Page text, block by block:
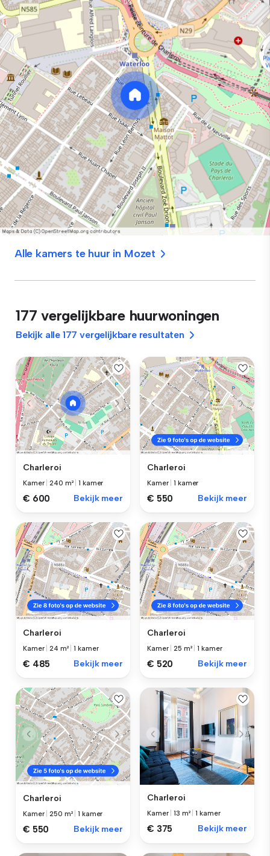
Alle kamers te huur in Mozet
177 vergelijkbare huurwoningen
Bekijk alle 177 vergelijkbare resultaten
Charleroi
Kamer |240 m² |1 kamer
€ 600 Bekijk meer
Charleroi
Kamer |1 kamer
€ 550 Bekijk meer
Charleroi
Kamer |24 m² |1 kamer
€ 485 Bekijk meer
Charleroi
Kamer |25 m² |1 kamer
€ 520 Bekijk meer
Charleroi
Kamer |250 m² |1 kamer
€ 550 Bekijk meer
Charleroi
Kamer |13 m² |1 kamer
€ 375 Bekijk meer